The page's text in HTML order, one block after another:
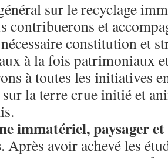
sur le recyclage
contribuerons et
constitution et
à la fois patrimoniaux
à toutes les initiatives
la terre crue initié et
immatériel, paysager et
. Après avoir achevé les